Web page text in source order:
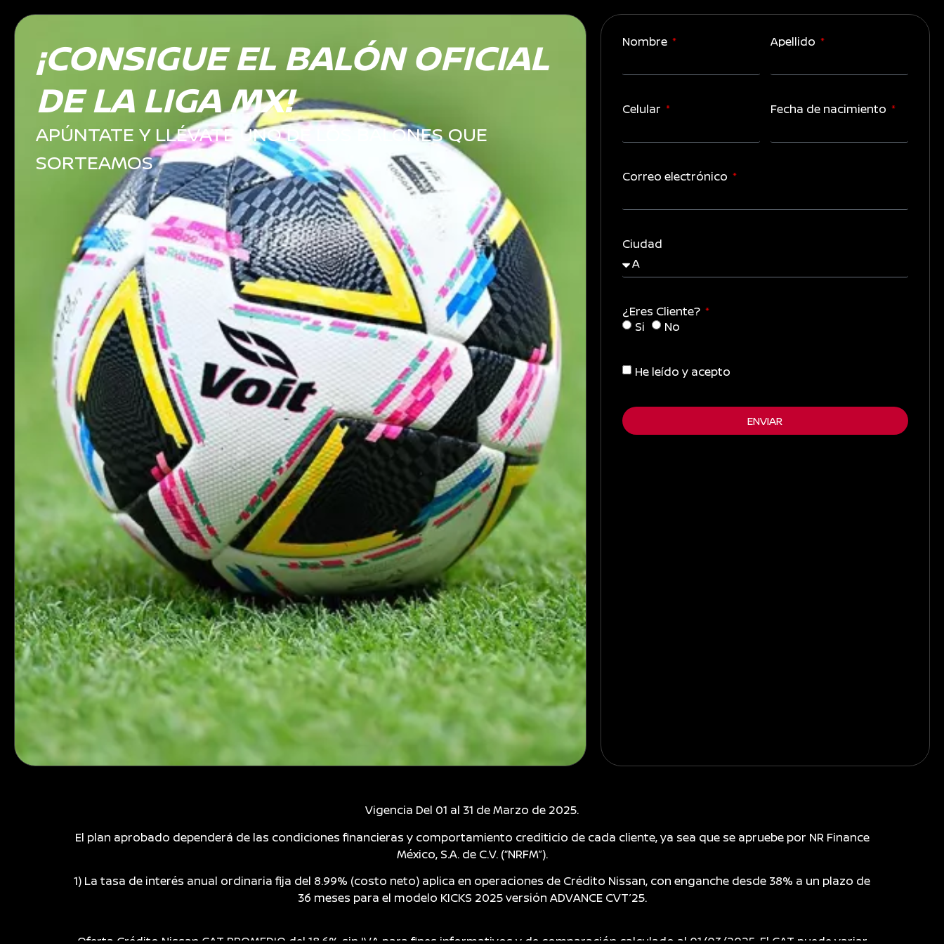
¡CONSIGUE EL BALÓN OFICIAL
DE LA LIGA MX!
APÚNTATE Y LLÉVATE UNO DE LOS BALONES QUE
SORTEAMOS
Nombre Apellido
Celular Fecha de nacimiento
Correo electrónico
Ciudad
¿Eres Cliente?
Si
No
He leído y acepto
ENVIAR
Vigencia Del 01 al 31 de Marzo de 2025.
El plan aprobado dependerá de las condiciones financieras y comportamiento crediticio de cada cliente, ya sea que se apruebe por NR Finance
México, S.A. de C.V. (“NRFM”).
1) La tasa de interés anual ordinaria fija del 8.99% (costo neto) aplica en operaciones de Crédito Nissan, con enganche desde 38% a un plazo de
36 meses para el modelo KICKS 2025 versión ADVANCE CVT’25.